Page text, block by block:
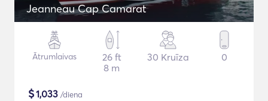
Jeanneau Cap Camarat
Ātrumlaivas
26 ft
8 m
30 Kruīza 0
$1,033 /diena